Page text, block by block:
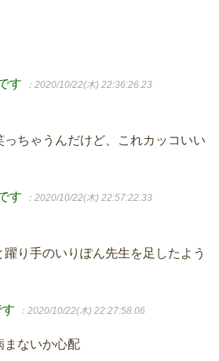
す ：2020/10/22(木) 22:36:26.23
っちゃうんだけど、これカッコいい
す ：2020/10/22(木) 22:57:22.33
り手のいりぽん先生を足したよう
：2020/10/22(木) 22:27:58.06
まないか心配